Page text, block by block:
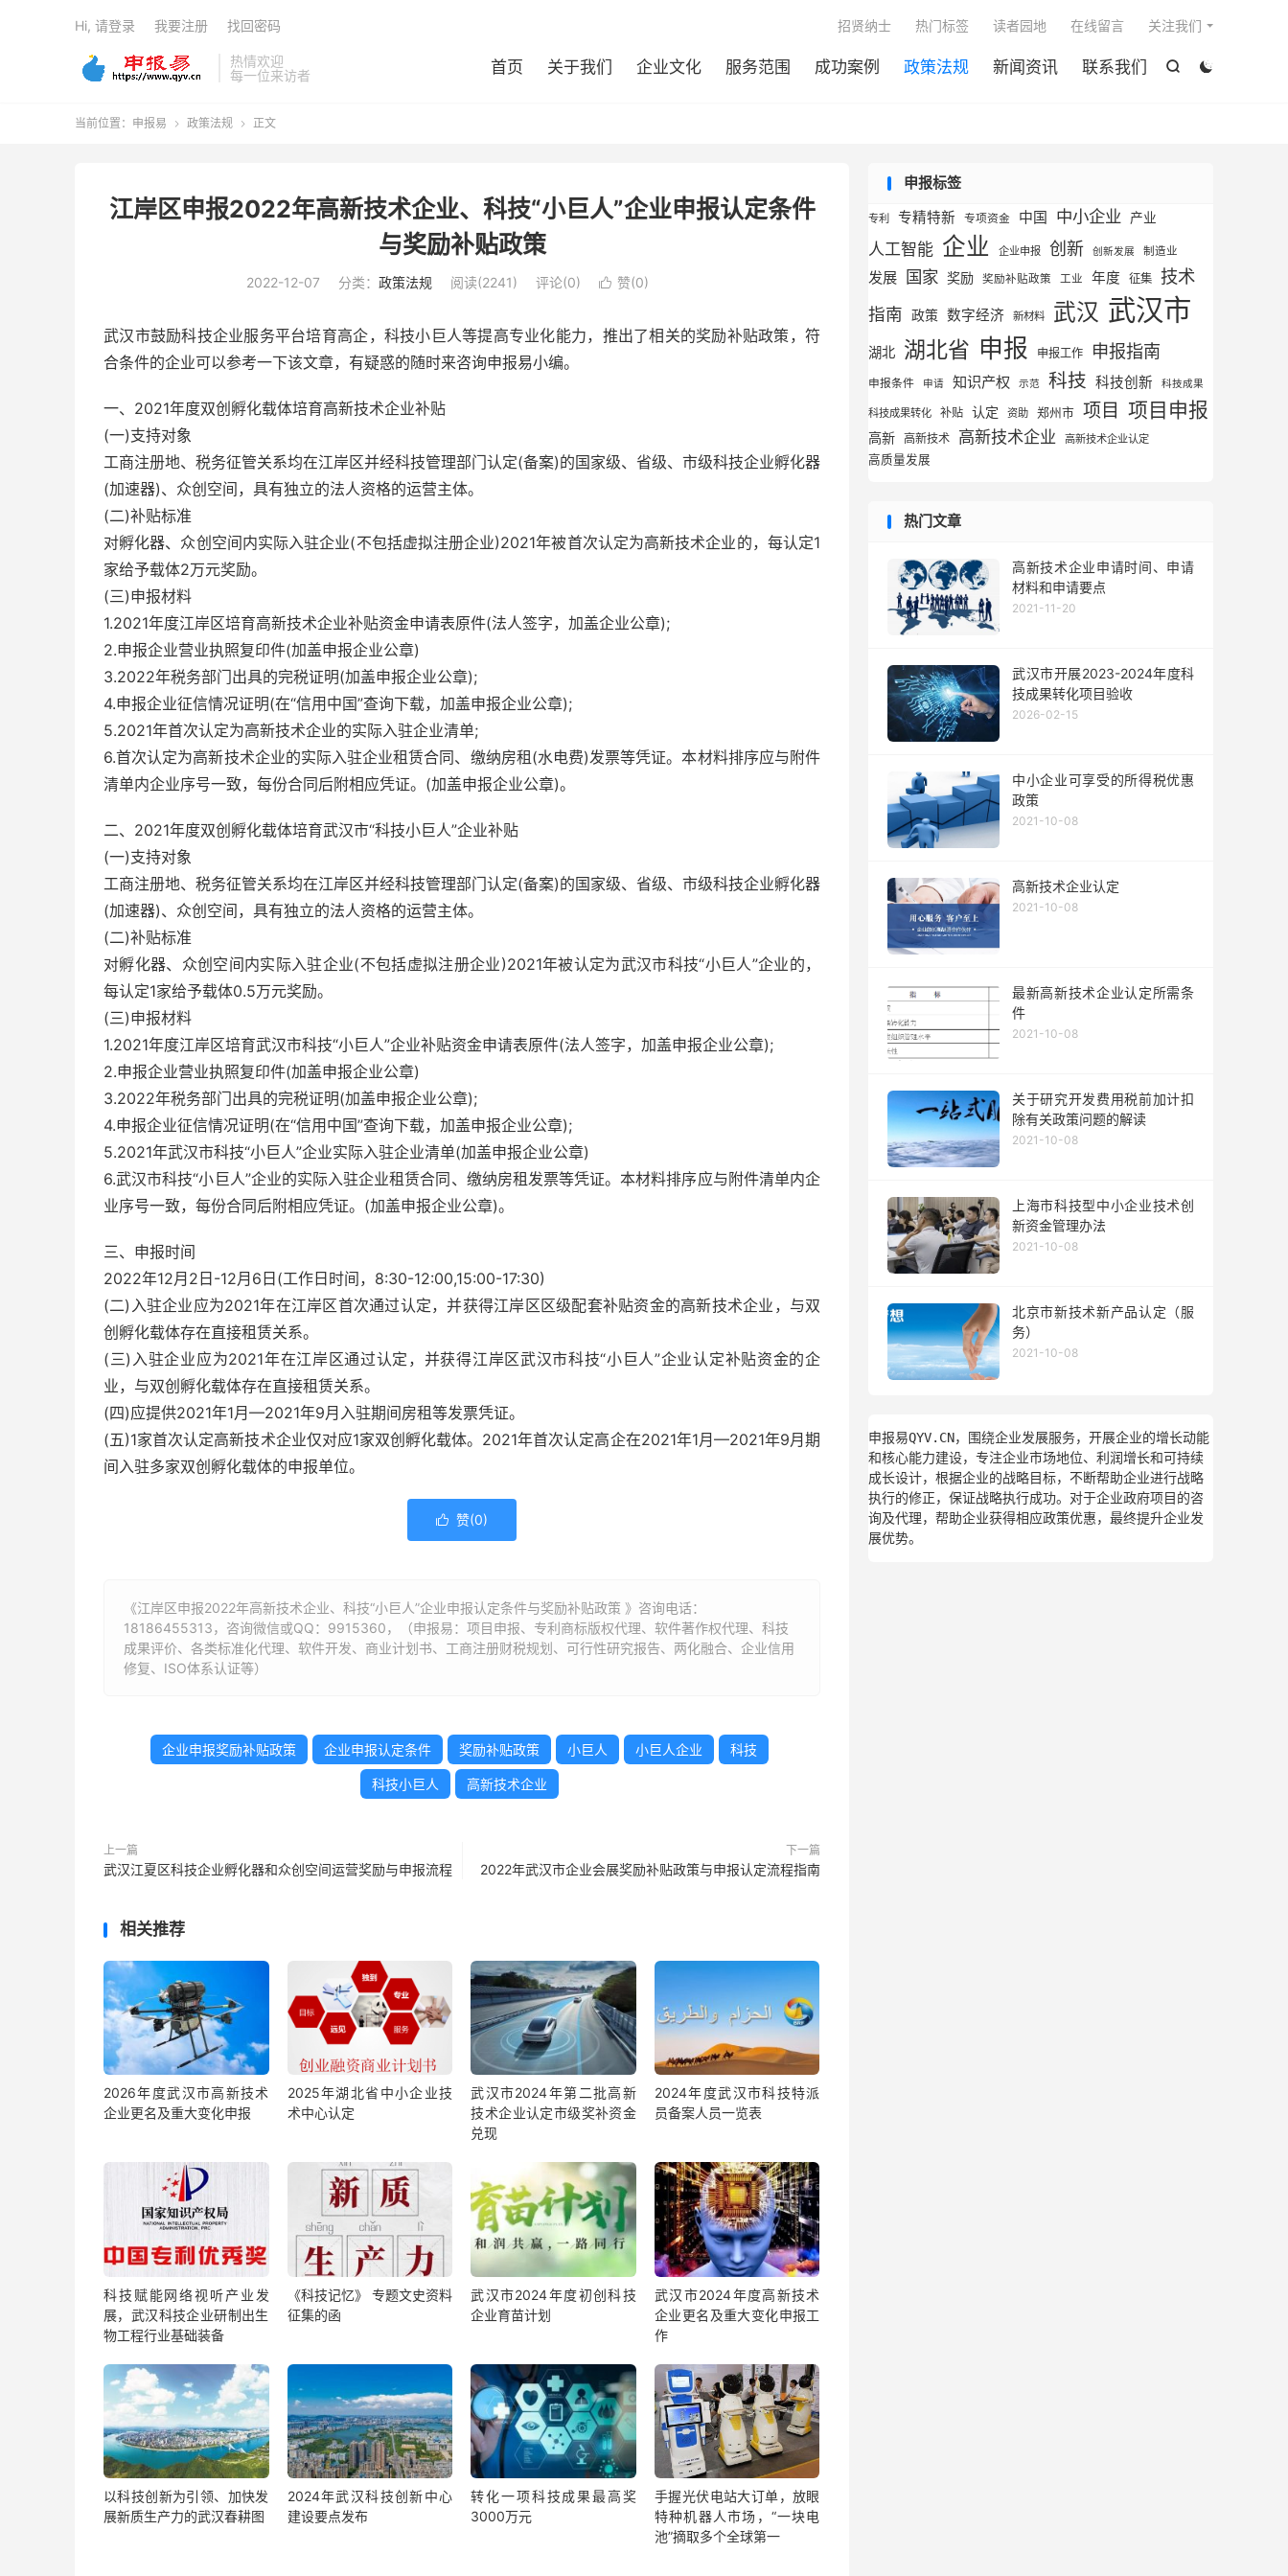
热情欢迎
每一位来访者


首页 关于我们 企业文化 服务范围 成功案例 政策法规 新闻资讯 联系我们
招贤纳士 热门标签 读者园地 在线留言 关注我们
Hi, 请登录 我要注册 找回密码
当前位置： 申报易  政策法规  正文
江岸区申报2022年高新技术企业、科技“小巨人”企业申报认定条件
与奖励补贴政策
2022-12-07 分类： 政策法规 阅读(2241) 评论(0)  赞(0)
武汉市鼓励科技企业服务平台培育高企，科技小巨人等提高专业化能力，推出了相关的奖励补贴政策，符
合条件的企业可以参考一下该文章，有疑惑的随时来咨询申报易小编。
一、2021年度双创孵化载体培育高新技术企业补贴
(一)支持对象
工商注册地、税务征管关系均在江岸区并经科技管理部门认定(备案)的国家级、省级、市级科技企业孵化器
(加速器)、众创空间，具有独立的法人资格的运营主体。
(二)补贴标准
对孵化器、众创空间内实际入驻企业(不包括虚拟注册企业)2021年被首次认定为高新技术企业的，每认定1
家给予载体2万元奖励。
(三)申报材料
1.2021年度江岸区培育高新技术企业补贴资金申请表原件(法人签字，加盖企业公章);
2.申报企业营业执照复印件(加盖申报企业公章)
3.2022年税务部门出具的完税证明(加盖申报企业公章);
4.申报企业征信情况证明(在“信用中国”查询下载，加盖申报企业公章);
5.2021年首次认定为高新技术企业的实际入驻企业清单;
6.首次认定为高新技术企业的实际入驻企业租赁合同、缴纳房租(水电费)发票等凭证。本材料排序应与附件
清单内企业序号一致，每份合同后附相应凭证。(加盖申报企业公章)。
二、2021年度双创孵化载体培育武汉市“科技小巨人”企业补贴
(一)支持对象
工商注册地、税务征管关系均在江岸区并经科技管理部门认定(备案)的国家级、省级、市级科技企业孵化器
(加速器)、众创空间，具有独立的法人资格的运营主体。
(二)补贴标准
对孵化器、众创空间内实际入驻企业(不包括虚拟注册企业)2021年被认定为武汉市科技“小巨人”企业的，
每认定1家给予载体0.5万元奖励。
(三)申报材料
1.2021年度江岸区培育武汉市科技“小巨人”企业补贴资金申请表原件(法人签字，加盖申报企业公章);
2.申报企业营业执照复印件(加盖申报企业公章)
3.2022年税务部门出具的完税证明(加盖申报企业公章);
4.申报企业征信情况证明(在“信用中国”查询下载，加盖申报企业公章);
5.2021年武汉市科技“小巨人”企业实际入驻企业清单(加盖申报企业公章)
6.武汉市科技“小巨人”企业的实际入驻企业租赁合同、缴纳房租发票等凭证。本材料排序应与附件清单内企
业序号一致，每份合同后附相应凭证。(加盖申报企业公章)。
三、申报时间
2022年12月2日-12月6日(工作日时间，8:30-12:00,15:00-17:30)
(二)入驻企业应为2021年在江岸区首次通过认定，并获得江岸区区级配套补贴资金的高新技术企业，与双
创孵化载体存在直接租赁关系。
(三)入驻企业应为2021年在江岸区通过认定，并获得江岸区武汉市科技“小巨人”企业认定补贴资金的企
业，与双创孵化载体存在直接租赁关系。
(四)应提供2021年1月—2021年9月入驻期间房租等发票凭证。
(五)1家首次认定高新技术企业仅对应1家双创孵化载体。2021年首次认定高企在2021年1月—2021年9月期
间入驻多家双创孵化载体的申报单位。
 赞(0)
《江岸区申报2022年高新技术企业、科技“小巨人”企业申报认定条件与奖励补贴政策 》咨询电话：
18186455313，咨询微信或QQ：9915360，（申报易：项目申报、专利商标版权代理、软件著作权代理、科技
成果评价、各类标准化代理、软件开发、商业计划书、工商注册财税规划、可行性研究报告、两化融合、企业信用
修复、ISO体系认证等）
企业申报奖励补贴政策 企业申报认定条件 奖励补贴政策 小巨人 小巨人企业 科技
科技小巨人 高新技术企业
上一篇
武汉江夏区科技企业孵化器和众创空间运营奖励与申报流程
下一篇
2022年武汉市企业会展奖励补贴政策与申报认定流程指南
相关推荐
2026年度武汉市高新技术
企业更名及重大变化申报
2025年湖北省中小企业技
术中心认定
武汉市2024年第二批高新
技术企业认定市级奖补资金
兑现
2024年度武汉市科技特派
员备案人员一览表
科技赋能网络视听产业发
展，武汉科技企业研制出生
物工程行业基础装备
《科技记忆》 专题文史资料
征集的函
武汉市2024年度初创科技
企业育苗计划
武汉市2024年度高新技术
企业更名及重大变化申报工
作
以科技创新为引领、加快发
展新质生产力的武汉春耕图
2024年武汉科技创新中心
建设要点发布
转化一项科技成果最高奖
3000万元
手握光伏电站大订单，放眼
特种机器人市场，“一块电
池”摘取多个全球第一
申报标签
专利 专精特新 专项资金 中国 中小企业 产业
人工智能 企业 企业申报 创新 创新发展 制造业
发展 国家 奖励 奖励补贴政策 工业 年度 征集 技术
指南 政策 数字经济 新材料 武汉 武汉市
湖北 湖北省 申报 申报工作 申报指南
申报条件 申请 知识产权 示范 科技 科技创新 科技成果
科技成果转化 补贴 认定 资助 郑州市 项目 项目申报
高新 高新技术 高新技术企业 高新技术企业认定
高质量发展
热门文章
高新技术企业申请时间、申请
材料和申请要点
2021-11-20
武汉市开展2023-2024年度科
技成果转化项目验收
2026-02-15
中小企业可享受的所得税优惠
政策
2021-10-08
高新技术企业认定
2021-10-08
最新高新技术企业认定所需条
件
2021-10-08
关于研究开发费用税前加计扣
除有关政策问题的解读
2021-10-08
上海市科技型中小企业技术创
新资金管理办法
2021-10-08
北京市新技术新产品认定（服
务）
2021-10-08
申报易QYV.CN，围绕企业发展服务，开展企业的增长动能
和核心能力建设，专注企业市场地位、利润增长和可持续
成长设计，根据企业的战略目标，不断帮助企业进行战略
执行的修正，保证战略执行成功。对于企业政府项目的咨
询及代理，帮助企业获得相应政策优惠，最终提升企业发
展优势。